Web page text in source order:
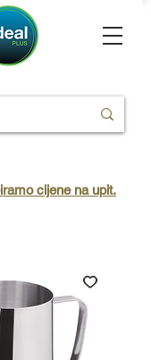
cijene na upit.